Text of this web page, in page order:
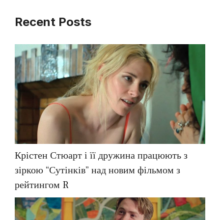
Recent Posts
Крістен Стюарт і її дружина працюють з
зіркою “Сутінків” над новим фільмом з
рейтингом R